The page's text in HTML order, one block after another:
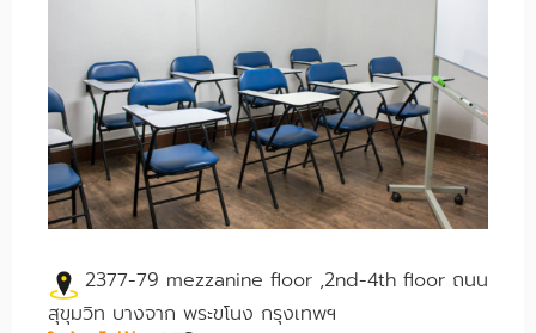
2377-79 mezzanine floor ,2nd-4th floor ถนน
สุขุมวิท บางจาก พระขโนง กรุงเทพฯ